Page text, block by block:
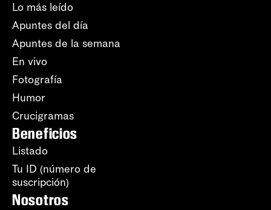
Lo más leído
Apuntes del día
Apuntes de la semana
En vivo
Fotografía
Humor
Crucigramas
Beneficios
Listado
Tu ID (número de
suscripción)
Nosotros